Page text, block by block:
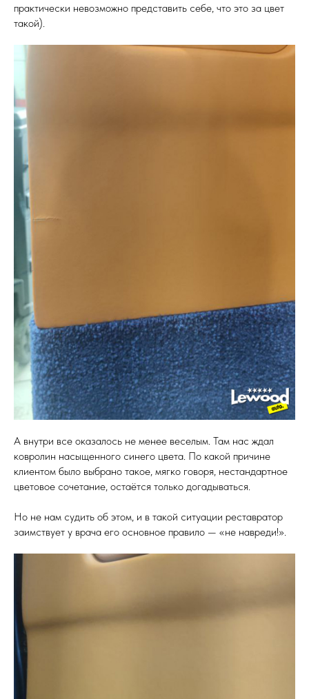
практически невозможно представить себе, что это за цвет
такой).
А внутри все оказалось не менее веселым. Там нас ждал
ковролин насыщенного синего цвета. По какой причине
клиентом было выбрано такое, мягко говоря, нестандартное
цветовое сочетание, остаётся только догадываться.
Но не нам судить об этом, и в такой ситуации реставратор
заимствует у врача его основное правило — «не навреди!».